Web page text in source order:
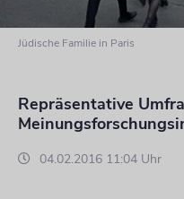
Jüdische Familie in Paris
Repräsentative
04.02.2016 11:04 Uhr